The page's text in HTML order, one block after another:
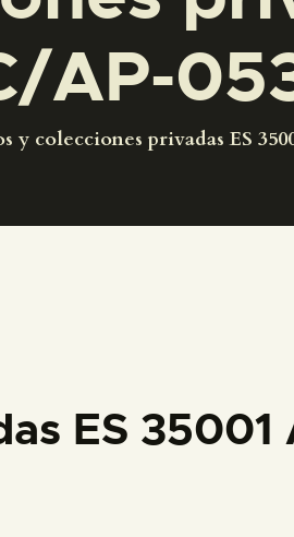
AP-
y colecciones privadas ES
ES 35001